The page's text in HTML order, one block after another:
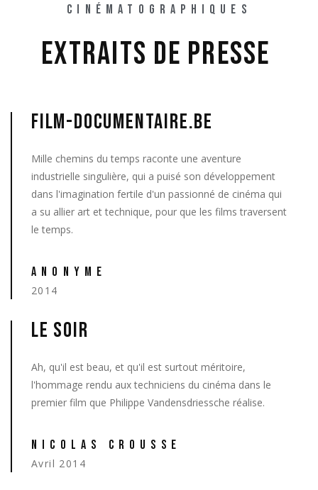
CINÉMATOGRAPHIQUES
EXTRAITS DE PRESSE
FILM-DOCUMENTAIRE.BE
Mille chemins du temps raconte une aventure
industrielle singulière, qui a puisé son développement
dans l'imagination fertile d'un passionné de cinéma qui
a su allier art et technique, pour que les films traversent
le temps.
ANONYME
2014
LE SOIR
Ah, qu'il est beau, et qu'il est surtout méritoire,
l'hommage rendu aux techniciens du cinéma dans le
premier film que Philippe Vandensdriessche réalise.
NICOLAS CROUSSE
Avril 2014